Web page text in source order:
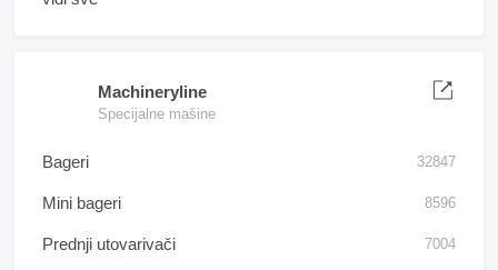
Machineryline
Specijalne mašine
Bageri 32847
Mini bageri 8596
Prednji utovarivači 7004